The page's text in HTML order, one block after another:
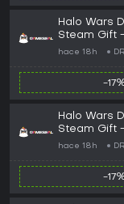
Halo Wars
Steam Gift -
hace 18h
-
Halo Wars
Steam Gift
hace 18h
-